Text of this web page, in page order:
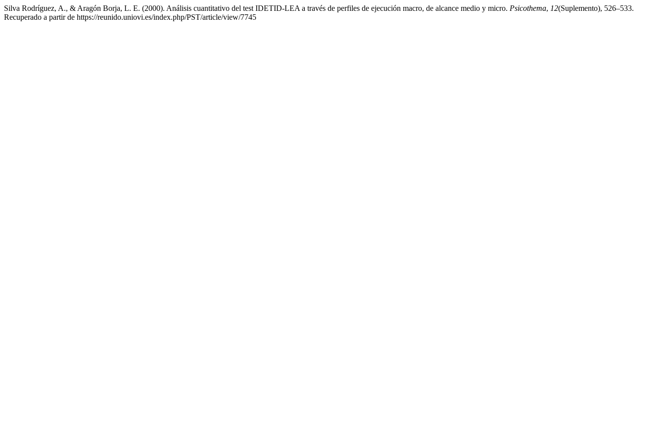
Silva Rodríguez, A., & Aragón Borja, L. E. (2000). Análisis cuantitativo del test IDETID-LEA a través de perfiles de ejecución macro, de alcance medio y micro. Psicothema, 12(Suplemento), 526–533.
Recuperado a partir de https://reunido.uniovi.es/index.php/PST/article/view/7745